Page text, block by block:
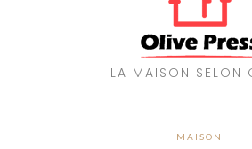
LA MAISON SELON
MAISON